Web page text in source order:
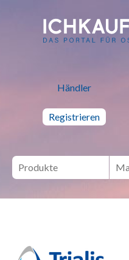
ich kauf
Händler
Registrieren